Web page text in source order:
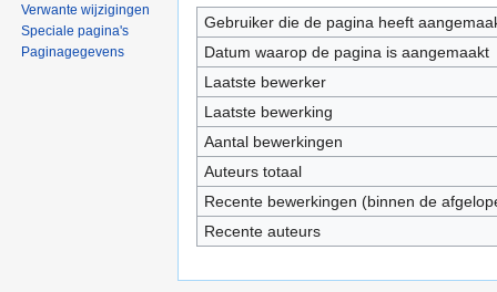
Gebruiker die de pagina heeft
Datum waarop de pagina is aangemaakt
Laatste bewerker
Laatste bewerking
Aantal bewerkingen
Auteurs totaal
Recente bewerkingen (binnen de
Recente auteurs
Verwante wijzigingen
Speciale pagina's
Paginagegevens